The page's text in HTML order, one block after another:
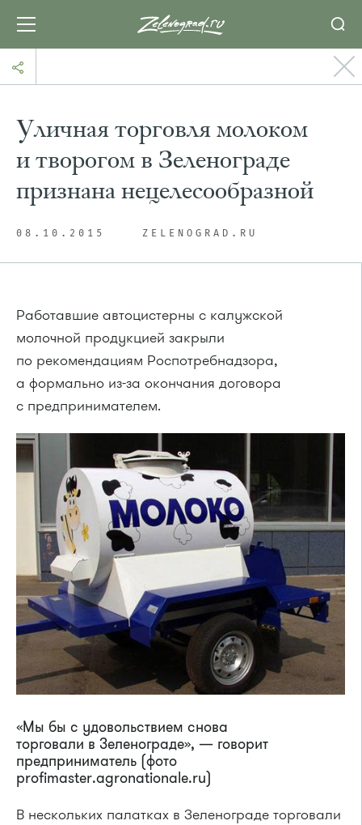
Уличная торговля молоком
и творогом в Зеленограде
признана нецелесообразной
08.10.2015 ZELENOGRAD.RU
Работавшие автоцистерны с калужской
молочной продукцией закрыли
по рекомендациям Роспотребнадзора,
а формально из-за окончания договора
с предпринимателем.
«Мы бы с удовольствием снова
торговали в Зеленограде», — говорит
предприниматель (фото
profimaster.agronationale.ru)
В нескольких палатках в Зеленограде торговали